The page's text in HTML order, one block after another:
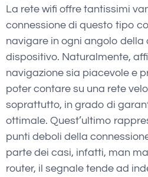
La rete wifi offre tantissimi
connessione di questo tipo
navigare in ogni angolo
dispositivo. Naturalmente,
navigazione sia piacevole e
poter contare su una rete
soprattutto, in grado di
ottimale. Quest’ultimo
punti deboli della
parte dei casi, infatti, man
router, il segnale tende ad